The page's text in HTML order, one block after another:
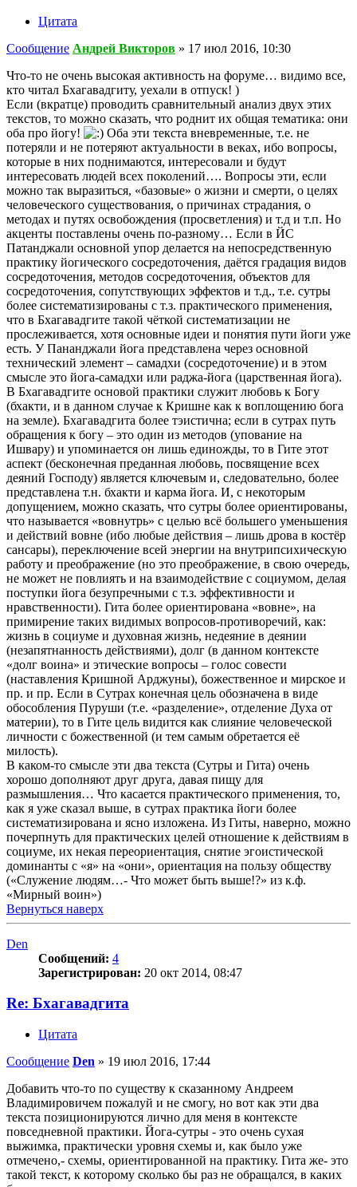
Цитата
Сообщение Андрей Викторов » 17 июл 2016, 10:30
Что-то не очень высокая активность на форуме… видимо все,
кто читал Бхагавадгиту, уехали в отпуск! )
Если (вкратце) проводить сравнительный анализ двух этих
текстов, то можно сказать, что роднит их общая тематика: они
оба про йогу!
Оба эти текста вневременные, т.е. не
потеряли и не потеряют актуальности в веках, ибо вопросы,
которые в них поднимаются, интересовали и будут
интересовать людей всех поколений…. Вопросы эти, если
можно так выразиться, «базовые» о жизни и смерти, о целях
человеческого существования, о причинах страдания, о
методах и путях освобождения (просветления) и т.д и т.п. Но
акценты поставлены очень по-разному… Если в ЙС
Патанджали основной упор делается на непосредственную
практику йогического сосредоточения, даётся градация видов
сосредоточения, методов сосредоточения, объектов для
сосредоточения, сопутствующих эффектов и т.д., т.е. сутры
более систематизированы с т.з. практического применения,
что в Бхагавадгите такой чёткой систематизации не
прослеживается, хотя основные идеи и понятия пути йоги уже
есть. У Пананджали йога представлена через основной
технический элемент – самадхи (сосредоточение) и в этом
смысле это йога-самадхи или раджа-йога (царственная йога).
В Бхагавадгите основой практики служит любовь к Богу
(бхакти, и в данном случае к Кришне как к воплощению бога
на земле). Бхагавадгита более тэистична; если в сутрах путь
обращения к богу – это один из методов (упование на
Ишвару) и упоминается он лишь единожды, то в Гите этот
аспект (бесконечная преданная любовь, посвящение всех
деяний Господу) является ключевым и, следовательно, более
представлена т.н. бхакти и карма йога. И, с некоторым
допущением, можно сказать, что сутры более ориентированы,
что называется «вовнутрь» с целью всё большего уменьшения
и действий вовне (ибо любые действия – лишь дрова в костёр
сансары), переключение всей энергии на внутрипсихическую
работу и преображение (но это преображение, в свою очередь,
не может не повлиять и на взаимодействие с социумом, делая
поступки йога безупречными с т.з. эффективности и
нравственности). Гита более ориентирована «вовне», на
примирение таких видимых вопросов-противоречий, как:
жизнь в социуме и духовная жизнь, недеяние в деянии
(незапятнанность действиями), долг (в данном контексте
«долг воина» и этические вопросы – голос совести
(наставления Кришной Арджуны), божественное и мирское и
пр. и пр. Если в Сутрах конечная цель обозначена в виде
обособления Пуруши (т.е. «разделение», отделение Духа от
материи), то в Гите цель видится как слияние человеческой
личности с божественной (и тем самым обретается её
милость).
В каком-то смысле эти два текста (Сутры и Гита) очень
хорошо дополняют друг друга, давая пищу для
размышления… Что касается практического применения, то,
как я уже сказал выше, в сутрах практика йоги более
систематизирована и ясно изложена. Из Гиты, наверно, можно
почерпнуть для практических целей отношение к действиям в
социуме, их некая переориентация, снятие эгоистической
доминанты с «я» на «они», ориентация на пользу обществу
(«Служение людям…- Что может быть выше!?» из к.ф.
«Мирный воин»)
Вернуться наверх
Den
Сообщений: 4
Зарегистрирован: 20 окт 2014, 08:47
Re: Бхагавадгита
Цитата
Сообщение Den » 19 июл 2016, 17:44
Добавить что-то по существу к сказанному Андреем
Владимировичем пожалуй и не смогу, но вот как эти два
текста позиционируются лично для меня в контексте
повседневной практики. Йога-сутры - это очень сухая
выжимка, практически уровня схемы и, как было уже
отмечено,- схемы, ориентированной на практику. Гита же- это
такой текст, к которому сколько бы раз не обращался, в каких